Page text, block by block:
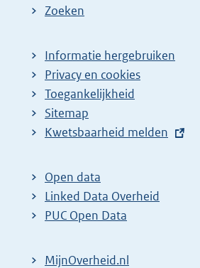
Zoeken
Informatie hergebruiken
Privacy en cookies
Toegankelijkheid
Sitemap
E
t
e
r
Kwetsbaarheid melden
Open data
Linked Data Overheid
PUC Open Data
MijnOverheid.nl